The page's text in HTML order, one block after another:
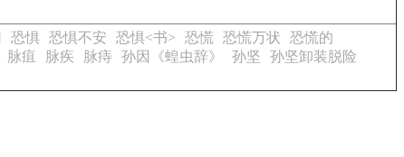
恐惧 恐惧不安 恐惧<书> 恐慌 恐慌万状
恐慌的
脉疽 脉疾 脉痔 孙因《蝗虫辞》 孙坚
孙坚卸装脱险